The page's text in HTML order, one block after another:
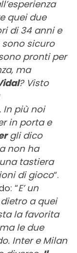
quei due
di 34 anni e
sicuro
pronti per
ma
? Visto
In più noi
in porta e
gli dico
non ha
tastiera
di gioco“.
“E’ un
a quei
la favorita
le due
Inter e Milan